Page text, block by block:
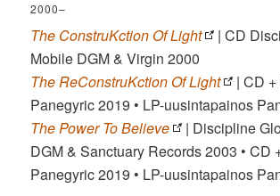
2000–
The ConstruKction Of Light
| CD
Mobile DGM & Virgin 2000
The ReConstruKction Of Light
| CD
Panegyric 2019 • LP-uusintapainos
The Power To Believe
| Discipline
DGM & Sanctuary Records 2003 • CD
Panegyric 2019 • LP-uusintapainos